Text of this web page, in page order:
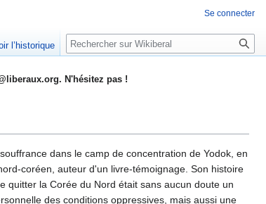
N'hésitez pas !
dans le camp de concentration de Yodok, en
coréen, auteur d'un livre-témoignage. Son histoire
quitter la Corée du Nord était sans aucun doute un
des conditions oppressives, mais aussi une
Se connecter
l’historique Rechercher